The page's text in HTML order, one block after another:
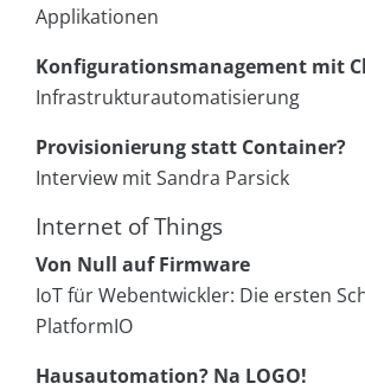
Applikationen
Konfigurationsmanagement mit
Infrastrukturautomatisierung
Provisionierung statt Container?
Interview mit Sandra Parsick
Internet of Things
Von Null auf Firmware
IoT für Webentwickler: Die ersten
PlatformIO
Hausautomation? Na LOGO!